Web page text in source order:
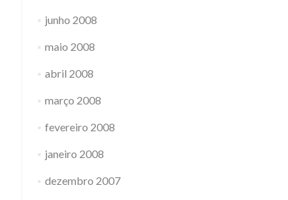
junho 2008
maio 2008
abril 2008
março 2008
fevereiro 2008
janeiro 2008
dezembro 2007